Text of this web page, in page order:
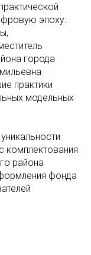
эпоху:
города
практики
модельных
комплектования
района
фонда